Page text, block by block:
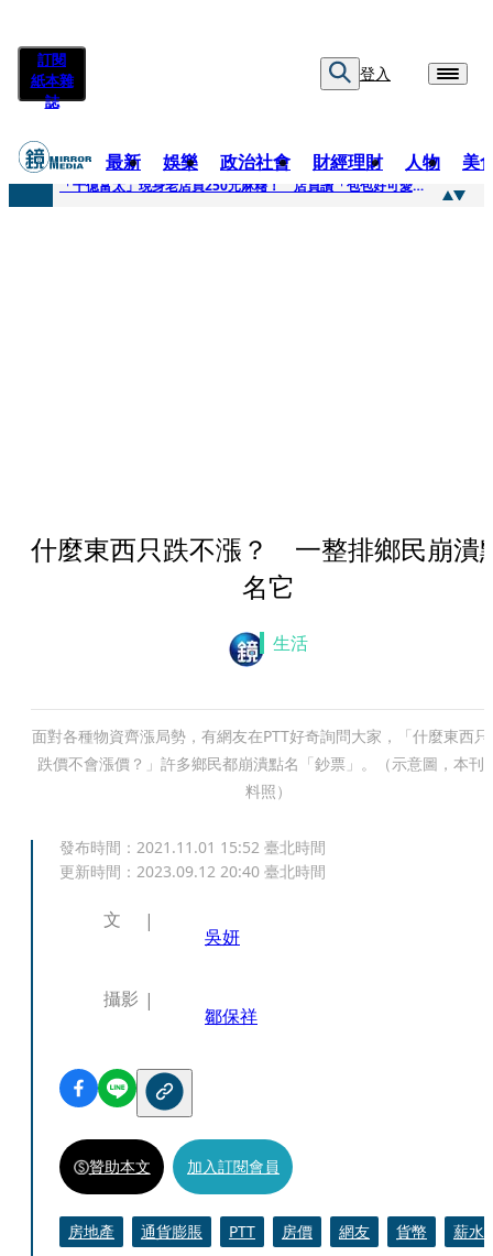
訂閱
紙本雜
誌
登入
最新 娛樂 政治社會 財經理財 人物 美
快訊
「千億富太」現身老店買250元麻糬！ 店員讚「包包好可愛」她笑回：我自己做的
什麼東西只跌不漲？ 一整排鄉民崩潰
名它
生活
面對各種物資齊漲局勢，有網友在PTT好奇詢問大家，「什麼東西
跌價不會漲價？」許多鄉民都崩潰點名「鈔票」。（示意圖，本刊
料照）
發布時間： 2021.11.01 15:52 臺北時間
更新時間： 2023.09.12 20:40 臺北時間
文
吳妍
攝影
鄒保祥
贊助本文 加入訂閱會員
房地產 通貨膨脹 PTT 房價 網友 貨幣 薪水